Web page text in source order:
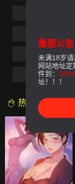
第25話
第29話
热门漫画
重要公告
未满18岁请
网站地址
件到：
址！！！